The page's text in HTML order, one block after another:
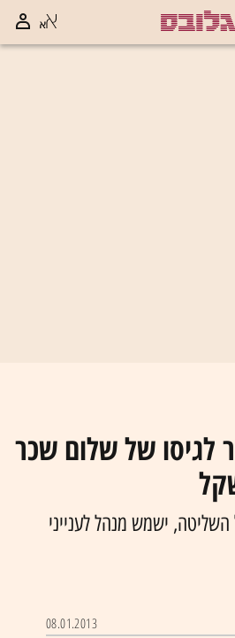
לגיסו של שלום שכר
השליטה, ישמש מנהל לענייני
08.01.2013